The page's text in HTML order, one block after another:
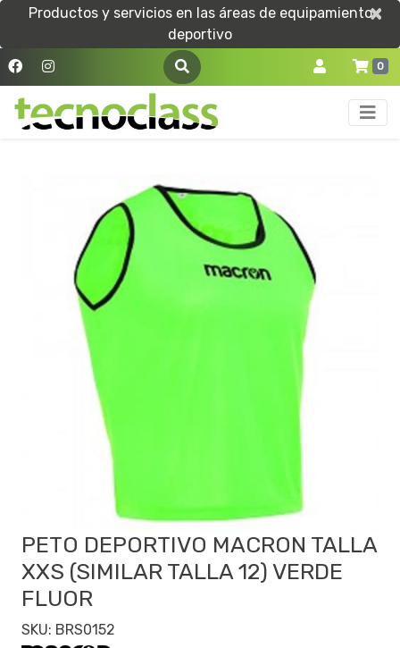
Productos y servicios en las áreas de equipamiento
deportivo
×
×
0
PETO DEPORTIVO MACRON TALLA
XXS (SIMILAR TALLA 12) VERDE
FLUOR
SKU: BRS0152